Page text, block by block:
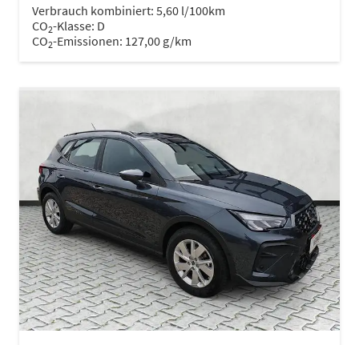
Verbrauch kombiniert: 5,60 l/100km
CO2-Klasse: D
CO2-Emissionen: 127,00 g/km